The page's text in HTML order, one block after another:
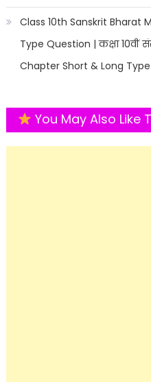
Class 10th Sanskrit Bharat
Type Question | कक्षा 10वीं
Chapter Short & Long
You May Also Like